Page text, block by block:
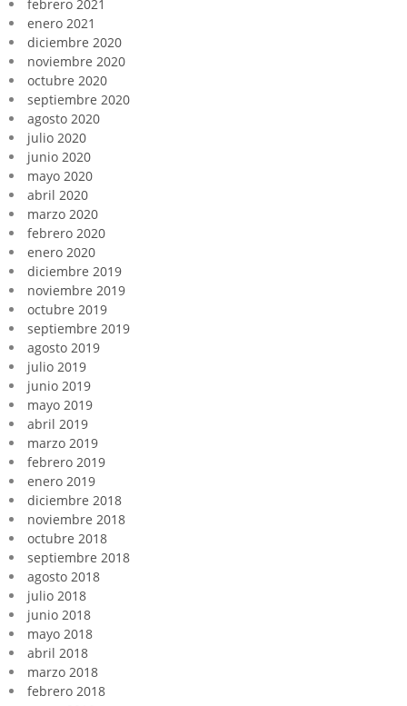
febrero 2021
enero 2021
diciembre 2020
noviembre 2020
octubre 2020
septiembre 2020
agosto 2020
julio 2020
junio 2020
mayo 2020
abril 2020
marzo 2020
febrero 2020
enero 2020
diciembre 2019
noviembre 2019
octubre 2019
septiembre 2019
agosto 2019
julio 2019
junio 2019
mayo 2019
abril 2019
marzo 2019
febrero 2019
enero 2019
diciembre 2018
noviembre 2018
octubre 2018
septiembre 2018
agosto 2018
julio 2018
junio 2018
mayo 2018
abril 2018
marzo 2018
febrero 2018